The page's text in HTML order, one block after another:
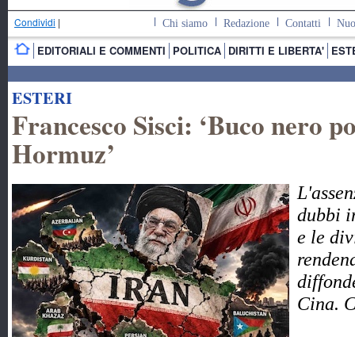
Condividi | Chi siamo Redazione Contatti
EDITORIALI E COMMENTI POLITICA DIRITTI E LIBERTA'
ESTERI
Francesco Sisci: ‘Buco nero
Hormuz’
dubbi
e le
Cina.